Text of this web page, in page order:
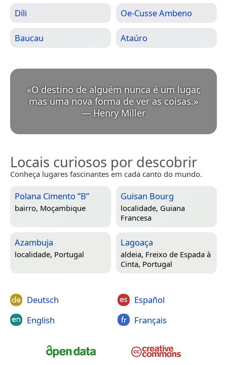
Díli Oe-Cusse Ambeno
Baucau Ataúro
«O destino de alguém nunca é um lugar,
mas uma nova forma de ver as coisas.
— Henry Miller
Locais curiosos por descobrir
Conheça lugares fascinantes em cada canto do mundo.
Polana Cimento ”B”
bairro, Moçambique
Guisan Bourg
localidade, Guiana
Francesa
Azambuja
localidade, Portugal
Lagoaça
aldeia, Freixo de Espada à
Cinta, Portugal
Deutsch
English
Español
Français